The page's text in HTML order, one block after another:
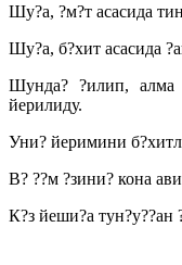
Шу?а, ?м?т асасида
Шу?а, б?хит асасида
Шунда? ?илип, алма
йерилиду.
Уни? йеримини
В? ??м ?зини? кона
К?з йеши?а тун?у??ан